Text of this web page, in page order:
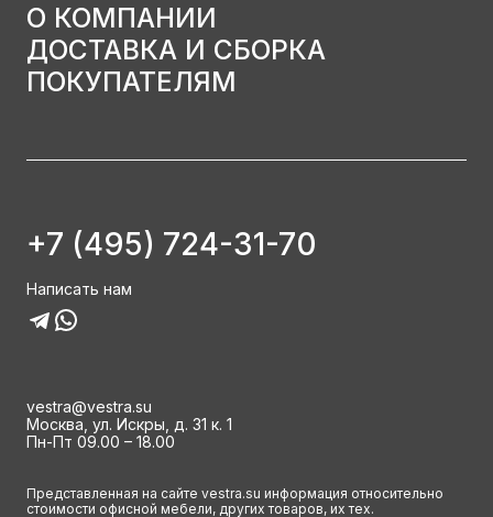
О КОМПАНИИ
ДОСТАВКА И СБОРКА
ПОКУПАТЕЛЯМ
+7 (495) 724-31-70
Написать нам
vestra@vestra.su
Москва, ул. Искры, д. 31 к. 1
Пн-Пт 09.00 – 18.00
Представленная на сайте vestra.su информация относительно
стоимости офисной мебели, других товаров, их тех.